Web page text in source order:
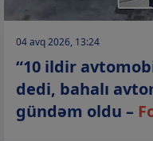
04 avq 2026, 13:24
“10 ildir
dedi, bahalı
gündəm oldu –